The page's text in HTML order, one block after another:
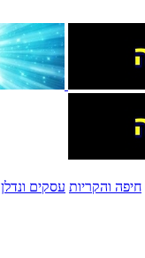
חיפה והקריות עסקים ונדלן